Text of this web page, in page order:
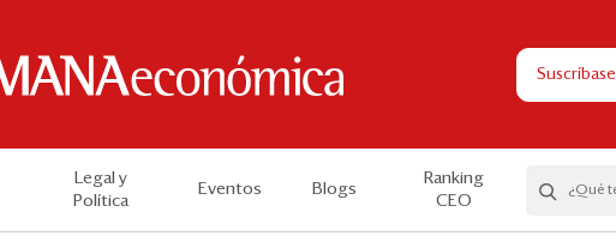
Suscríbase
Legal y
Política
Eventos Blogs
Ranking
CEO